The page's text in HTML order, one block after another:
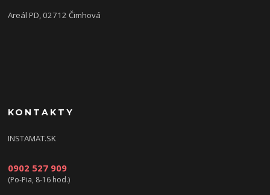
Areál PD, 02712 Čimhová
KONTAKTY
INSTAMAT.SK
0902 527 909
(Po-Pia, 8-16 hod.)